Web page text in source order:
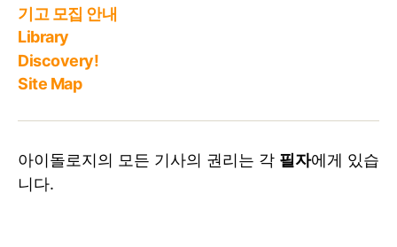
기고 모집 안내
Library
Discovery!
Site Map
아이돌로지의 모든 기사의 권리는 각 필자에게 있습
니다.